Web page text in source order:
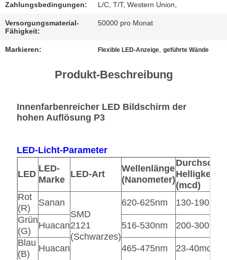
JETZT
CHATTEN
DATENSCHUTZRICHTLINIE
Zahlungsbedingungen: L/C, T/T, Western Union,
Versorgungsmaterial-
Fähigkeit:
50000 pro Monat
Markieren: Flexible LED-Anzeige ,geführte Wände
Produkt-Beschreibung
Innenfarbenreicher LED Bildschirm der
hohen Auflösung P3
LED-Licht-Parameter
LED
LED-
Marke
LED-Art
Wellenlänge
(Nanometer)
Helligkeit
(mcd)
Rot
(R)
Sanan
SMD
2121
(Schwarzes)
620-625nm
130-190mcd
Grün
(G)
Huacan 516-530nm
200-300mcd
Blau
(B)
Huacan 465-475nm 23-40mcd